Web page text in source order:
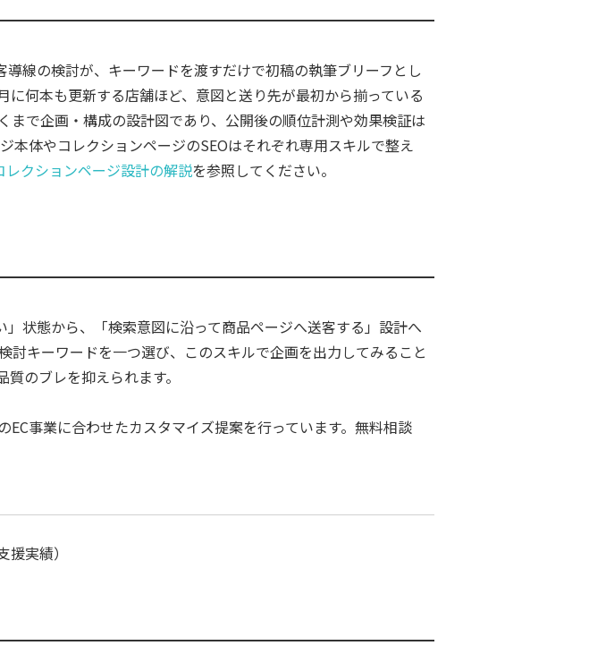
線の検討が、キーワードを渡すだけで初稿の執筆ブリーフとし
何本も更新する店舗ほど、意図と送り先が最初から揃っている
で企画・構成の設計図であり、公開後の順位計測や効果検証は
体やコレクションページのSEOはそれぞれ専用スキルで整え
クションページ設計の解説を参照してください。
状態から、「検索意図に沿って商品ページへ送客する」設計へ
キーワードを一つ選び、このスキルで企画を出力してみること
のブレを抑えられます。
事業に合わせたカスタマイズ提案を行っています。無料相談
実績）